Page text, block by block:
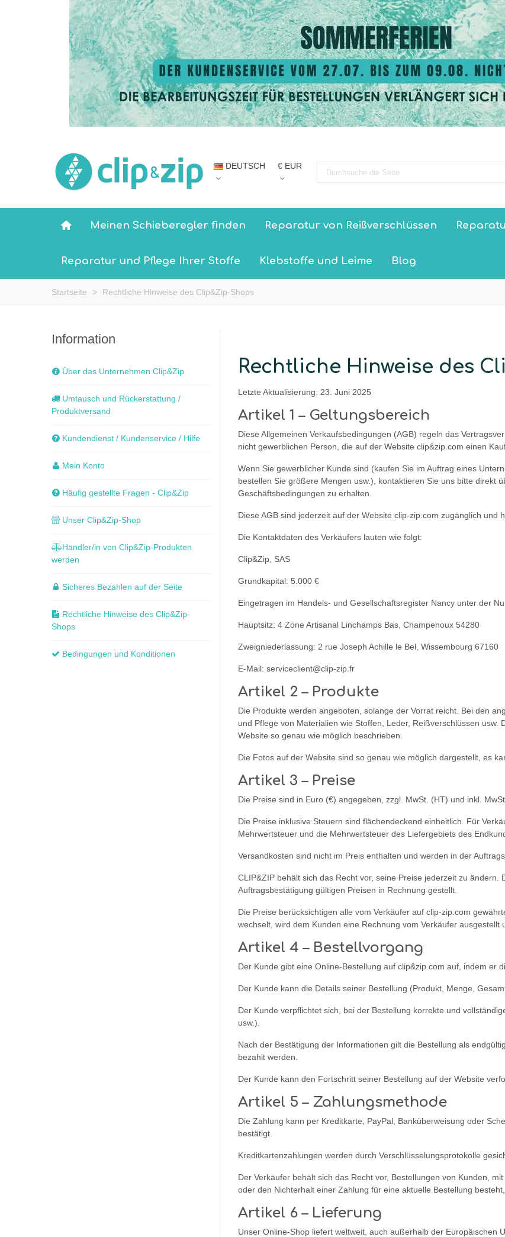
DEUTSCH
€ EUR
Meinen Schieberegler finden Reparatur von Reißverschlüssen
Reparatur und Pflege Ihrer Stoffe Klebstoffe und Leime Blog
Startseite > Rechtliche Hinweise des Clip&Zip-Shops
Information
Über das Unternehmen Clip&Zip
Umtausch und Rückerstattung /
Produktversand
Kundendienst / Kundenservice / Hilfe
Mein Konto
Häufig gestellte Fragen - Clip&Zip
Unser Clip&Zip-Shop
Händler/in von Clip&Zip-Produkten
werden
Sicheres Bezahlen auf der Seite
Rechtliche Hinweise des Clip&Zip-
Shops
Bedingungen und Konditionen
Rechtliche Hinweise des
Letzte Aktualisierung: 23. Juni 2025
Artikel 1 – Geltungsbereich
Diese Allgemeinen Verkaufsbedingungen (AGB) regeln das
nicht gewerblichen Person, die auf der Website clip&zip.com einen
Wenn Sie gewerblicher Kunde sind (kaufen Sie im Auftrag eines
bestellen Sie größere Mengen usw.), kontaktieren Sie uns bitte direkt
Geschäftsbedingungen zu erhalten.
Diese AGB sind jederzeit auf der Website clip-zip.com zugänglich und
Die Kontaktdaten des Verkäufers lauten wie folgt:
Clip&Zip, SAS
Grundkapital: 5.000 €
Eingetragen im Handels- und Gesellschaftsregister Nancy unter der
Hauptsitz: 4 Zone Artisanal Linchamps Bas, Champenoux 54280
Zweigniederlassung: 2 rue Joseph Achille le Bel, Wissembourg 67160
E-Mail: serviceclient@clip-zip.fr
Artikel 2 – Produkte
Die Produkte werden angeboten, solange der Vorrat reicht. Bei den
und Pflege von Materialien wie Stoffen, Leder, Reißverschlüssen
Website so genau wie möglich beschrieben.
Die Fotos auf der Website sind so genau wie möglich dargestellt, es
Artikel 3 – Preise
Die Preise sind in Euro (€) angegeben, zzgl. MwSt. (HT) und inkl.
Die Preise inklusive Steuern sind flächendeckend einheitlich. Für
Mehrwertsteuer und die Mehrwertsteuer des Liefergebiets des
Versandkosten sind nicht im Preis enthalten und werden in der
CLIP&ZIP behält sich das Recht vor, seine Preise jederzeit zu
Auftragsbestätigung gültigen Preisen in Rechnung gestellt.
Die Preise berücksichtigen alle vom Verkäufer auf clip-zip.com
wechselt, wird dem Kunden eine Rechnung vom Verkäufer ausgestellt
Artikel 4 – Bestellvorgang
Der Kunde gibt eine Online-Bestellung auf clip&zip.com auf, indem er
Der Kunde kann die Details seiner Bestellung (Produkt, Menge,
Der Kunde verpflichtet sich, bei der Bestellung korrekte und
usw.).
Nach der Bestätigung der Informationen gilt die Bestellung als
bezahlt werden.
Der Kunde kann den Fortschritt seiner Bestellung auf der Website
Artikel 5 – Zahlungsmethode
Die Zahlung kann per Kreditkarte, PayPal, Banküberweisung oder
bestätigt.
Kreditkartenzahlungen werden durch Verschlüsselungsprotokolle
Der Verkäufer behält sich das Recht vor, Bestellungen von Kunden,
oder den Nichterhalt einer Zahlung für eine aktuelle Bestellung
Artikel 6 – Lieferung
Unser Online-Shop liefert weltweit, auch außerhalb der Europäischen